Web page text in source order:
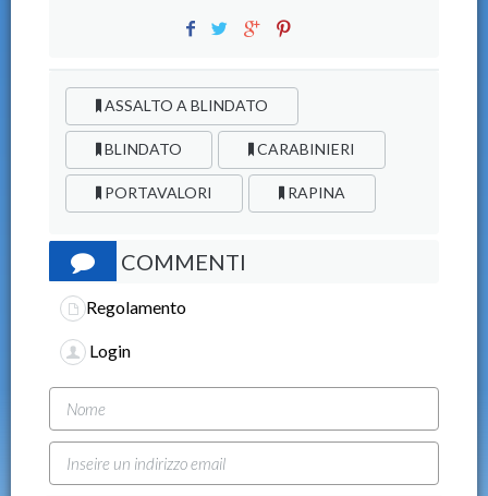
ASSALTO A BLINDATO
BLINDATO CARABINIERI
PORTAVALORI RAPINA
COMMENTI
Regolamento
Login